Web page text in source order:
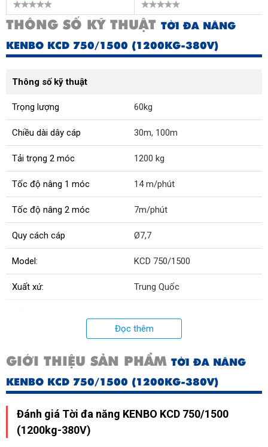
THÔNG SỐ KỸ THUẬT TỜI ĐA NĂNG
KENBO KCD 750/1500 (1200KG-380V)
Thông số kỹ thuật
Trọng lượng 60kg
Chiều dài dây cáp 30m, 100m
Tải trọng 2 móc 1200 kg
Tốc độ nâng 1 móc 14 m/phút
Tốc độ nâng 2 móc 7m/phút
Quy cách cáp Ø7,7
Model: KCD 750/1500
Xuất xứ: Trung Quốc
600 kg
Công suất 2 kw
Đọc thêm
GIỚI THIỆU SẢN PHẨM TỜI ĐA NĂNG
KENBO KCD 750/1500 (1200KG-380V)
Đánh giá Tời đa năng KENBO KCD 750/1500
(1200kg-380V)